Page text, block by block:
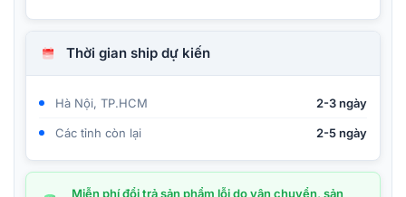
Thời gian ship dự kiến
Hà Nội, TP.HCM 2-3 ngày
Các tỉnh còn lại 2-5 ngày
Miễn phí đổi trả sản phẩm lỗi do vận chuyển, sản